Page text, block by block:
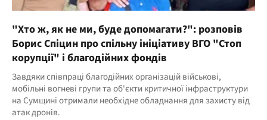
"Хто ж, як не ми, буде допомагати?": розповів
Борис Спіцин про спільну ініціативу ВГО "Стоп
корупції" і благодійних фондів
Завдяки співпраці благодійних організацій військові,
мобільні вогневі групи та об'єкти критичної інфраструктури
на Сумщині отримали необхідне обладнання для захисту від
атак дронів.